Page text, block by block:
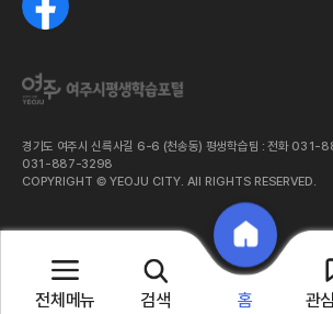
경기도 여주시 신륵사길 6-6 (천송동) 평생학습팀 : 전화
031-887-3298
COPYRIGHT © YEOJU CITY. All RIGHTS RESERVED.
홈
전체메뉴 검색 관